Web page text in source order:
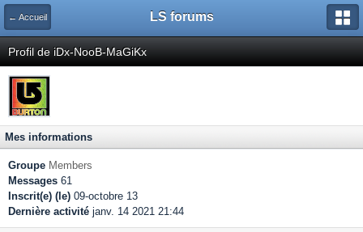
← Accueil LS forums
Profil de iDx-NooB-MaGiKx
Mes informations
Groupe Members
Messages 61
Inscrit(e) (le) 09-octobre 13
Dernière activité janv. 14 2021 21:44